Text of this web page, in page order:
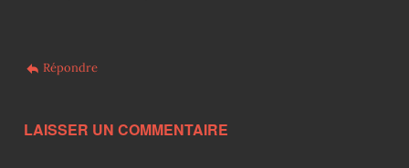
Répondre
LAISSER UN COMMENTAIRE